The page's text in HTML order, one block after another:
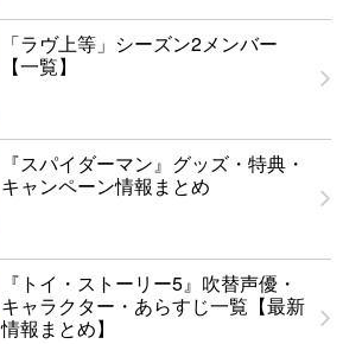
「ラヴ上等」シーズン2メンバー
【一覧】
『スパイダーマン』グッズ・特典・
キャンペーン情報まとめ
『トイ・ストーリー5』吹替声優・
キャラクター・あらすじ一覧【最新
情報まとめ】